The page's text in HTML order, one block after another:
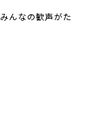
んなの歓声がた